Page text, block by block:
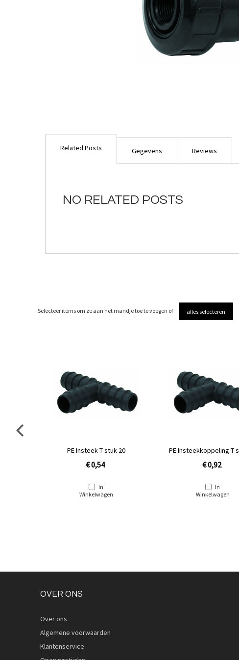
gallerij
Related Posts
NO RELATED POSTS
Gegevens Reviews
Selecteer items om ze aan het mandje toe te voegen of alles selecteren
PE Insteek T stuk 20
€ 0,54
In
Winkelwagen
PE Insteekkoppeling T
€ 0,92
In
Winkelwagen
OVER ONS
Over ons
Algemene voorwaarden
Klantenservice